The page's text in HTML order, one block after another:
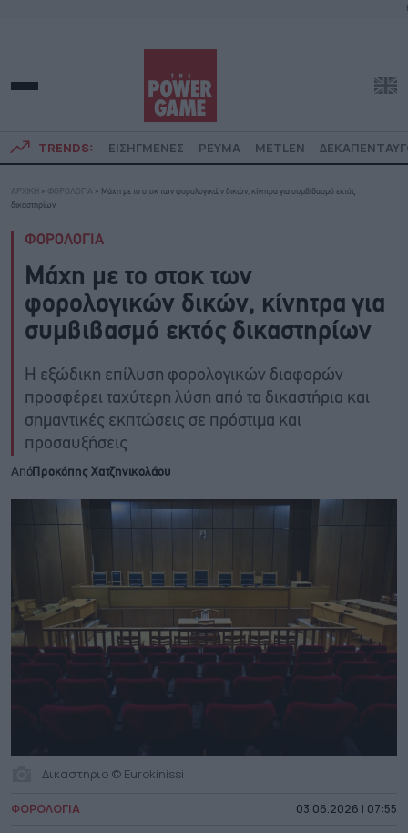
TRENDS: ΕΙΣΗΓΜΕΝΕΣ ΡΕΥΜΑ METLEN
ΑΡΧΙΚΗ » ΦΟΡΟΛΟΓΙΑ » Μάχη με το στοκ των φορολογικών δικών, κίνητρα για συμβιβασμό εκτός
δικαστηρίων
ΦΟΡΟΛΟΓΙΑ
Μάχη με το στοκ των
φορολογικών δικών, κίνητρα για
συμβιβασμό εκτός δικαστηρίων
Η εξώδικη επίλυση φορολογικών διαφορών
προσφέρει ταχύτερη λύση από τα δικαστήρια και
σημαντικές εκπτώσεις σε πρόστιμα και
προσαυξήσεις
ΑπόΠροκόπης Χατζηνικολάου
Δικαστήριο © Eurokinissi
ΦΟΡΟΛΟΓΙΑ 03.06.2026 | 07:55